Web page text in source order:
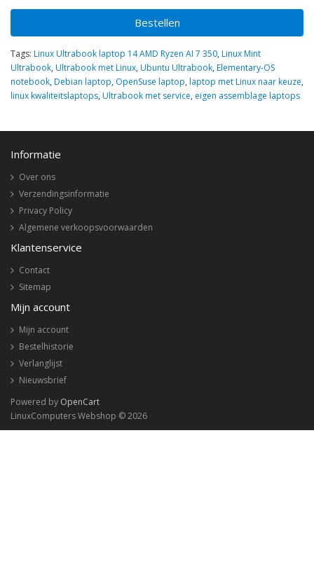
Bestellen
Tags: Linux Ultrabook laptop 14 AMD Ryzen AI 7 350, Linux Mint
Ultrabook, Ultrabook met Linux, Ubuntu Ultrabook, Elementary-OS
notebook, Debian laptop, OpenSuse laptop, laptop met Linux naar keuze,
linux kwaliteitslaptops, Ultrabook met service, eigen assemblage laptops
Informatie
Over ons
Verzendingsinformatie
Privacy Policy
Algemene verkoopsvoorwaarden
Klantenservice
Contact
Sitemap
Mijn account
Mijn account
Bestelhistorie
Verlanglijst
Nieuwsbrief
Powered by OpenCart
LinuxComputers Webshop © 2026